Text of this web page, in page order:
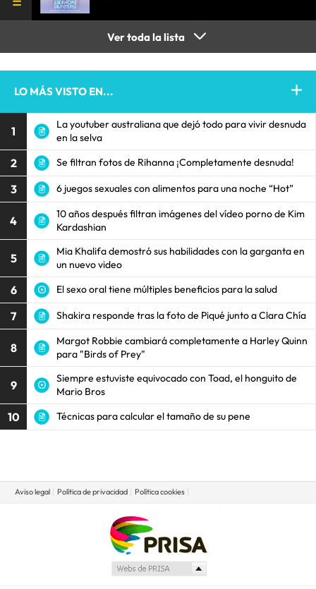
Ver toda la lista
LO MÁS VISTO EN...
1
La youtuber australiana que dejó todo para vivir desnuda
en la selva
2 Se filtran fotos de Rihanna ¡Completamente desnuda!
3 6 juegos sexuales con alimentos para una noche “Hot”
4
10 años después filtran imágenes del vídeo porno de Kim
Kardashian
5
Mia Khalifa demostró sus habilidades con la garganta en
un nuevo video
6 El sexo oral tiene múltiples beneficios para la salud
7 Shakira responde tras la foto de Piqué junto a Clara Chía
8
Margot Robbie cambiará completamente a Harley Quinn
para "Birds of Prey"
9
Siempre estuviste equivocado con Toad, el honguito de
Mario Bros
10 Técnicas para calcular el tamaño de su pene
Aviso legal Política de privacidad Política cookies